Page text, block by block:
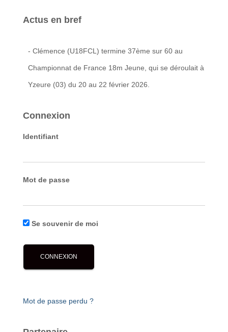
Actus en bref
- Clémence (U18FCL) termine 37ème sur 60 au
Championnat de France 18m Jeune, qui se déroulait à
Yzeure (03) du 20 au 22 février 2026.
Connexion
Identifiant
Mot de passe
Se souvenir de moi
Mot de passe perdu ?